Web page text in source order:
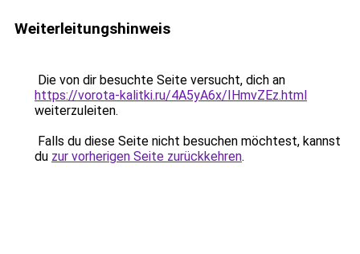
Weiterleitungshinweis
Die von dir besuchte Seite versucht, dich an
https://vorota-kalitki.ru/4A5yA6x/IHmvZEz.html
weiterzuleiten.
Falls du diese Seite nicht besuchen möchtest, kannst
du zur vorherigen Seite zurückkehren.